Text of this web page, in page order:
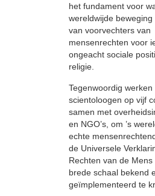
het fundament voor
wereldwijde beweging
van voorvechters van
mensenrechten voor
ongeacht sociale
religie.
Tegenwoordig werken
scientoloogen op vijf
samen met
en NGO’s, om ’s
echte
de Universele
Rechten van de
brede schaal bekend
geïmplementeerd te